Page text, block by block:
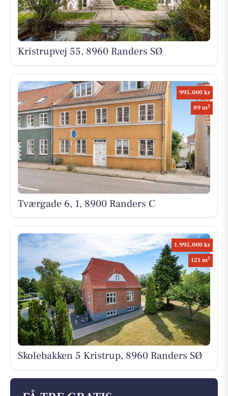
Kristrupvej 55, 8960 Randers SØ
995.000 kr
89 m2
Tværgade 6, 1, 8900 Randers C
1.995.000 kr
121 m2
Skolebakken 5 Kristrup, 8960 Randers SØ